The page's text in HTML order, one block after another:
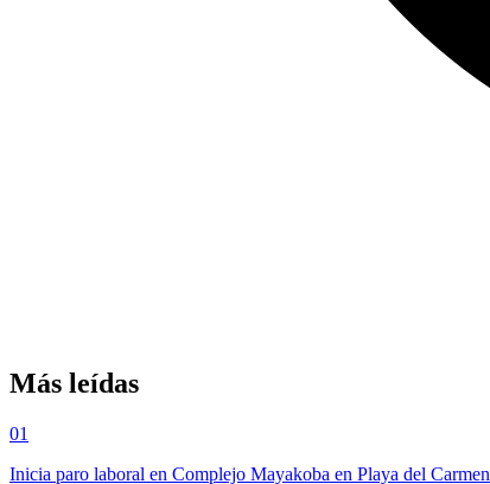
Más leídas
01
Inicia paro laboral en Complejo Mayakoba en Playa del Carmen